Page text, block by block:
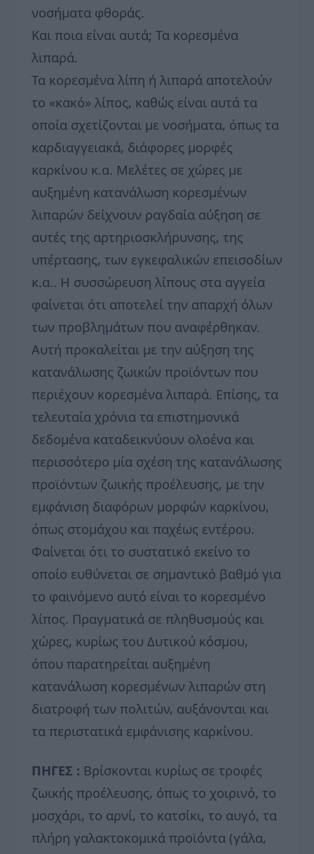
νοσήματα φθοράς.
Και ποια είναι αυτά; Τα κορεσμένα
λιπαρά.
Τα κορεσμένα λίπη ή λιπαρά αποτελούν
το «κακό» λίπος, καθώς είναι αυτά τα
οποία σχετίζονται με νοσήματα, όπως τα
καρδιαγγειακά, διάφορες μορφές
καρκίνου κ.α. Μελέτες σε χώρες με
αυξημένη κατανάλωση κορεσμένων
λιπαρών δείχνουν ραγδαία αύξηση σε
αυτές της αρτηριοσκλήρυνσης, της
υπέρτασης, των εγκεφαλικών επεισοδίων
κ.α.. Η συσσώρευση λίπους στα αγγεία
φαίνεται ότι αποτελεί την απαρχή όλων
των προβλημάτων που αναφέρθηκαν.
Αυτή προκαλείται με την αύξηση της
κατανάλωσης ζωικών προϊόντων που
περιέχουν κορεσμένα λιπαρά. Επίσης, τα
τελευταία χρόνια τα επιστημονικά
δεδομένα καταδεικνύουν ολοένα και
περισσότερο μία σχέση της κατανάλωσης
προϊόντων ζωικής προέλευσης, με την
εμφάνιση διαφόρων μορφών καρκίνου,
όπως στομάχου και παχέως εντέρου.
Φαίνεται ότι το συστατικό εκείνο το
οποίο ευθύνεται σε σημαντικό βαθμό για
το φαινόμενο αυτό είναι το κορεσμένο
λίπος. Πραγματικά σε πληθυσμούς και
χώρες, κυρίως του Δυτικού κόσμου,
όπου παρατηρείται αυξημένη
κατανάλωση κορεσμένων λιπαρών στη
διατροφή των πολιτών, αυξάνονται και
τα περιστατικά εμφάνισης καρκίνου.
ΠΗΓΕΣ : Βρίσκονται κυρίως σε τροφές
ζωικής προέλευσης, όπως το χοιρινό, το
μοσχάρι, το αρνί, το κατσίκι, το αυγό, τα
πλήρη γαλακτοκομικά προϊόντα (γάλα,